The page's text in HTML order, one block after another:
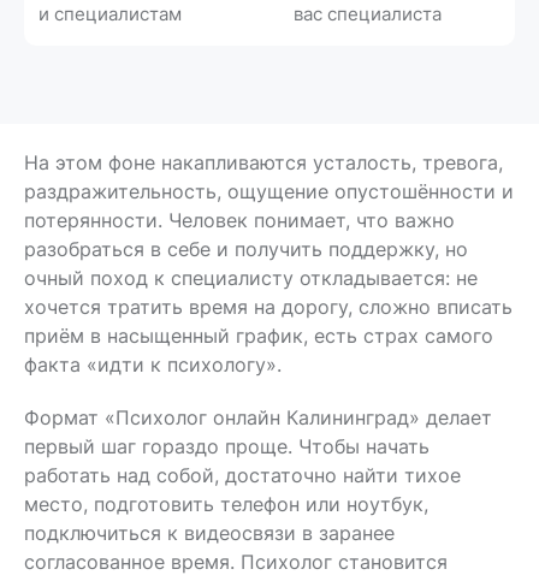
и специалистам
вас специалиста
На этом фоне накапливаются усталость, тревога,
раздражительность, ощущение опустошённости и
потерянности. Человек понимает, что важно
разобраться в себе и получить поддержку, но
очный поход к специалисту откладывается: не
хочется тратить время на дорогу, сложно вписать
приём в насыщенный график, есть страх самого
факта «идти к психологу».
Формат «Психолог онлайн Калининград» делает
первый шаг гораздо проще. Чтобы начать
работать над собой, достаточно найти тихое
место, подготовить телефон или ноутбук,
подключиться к видеосвязи в заранее
согласованное время. Психолог становится